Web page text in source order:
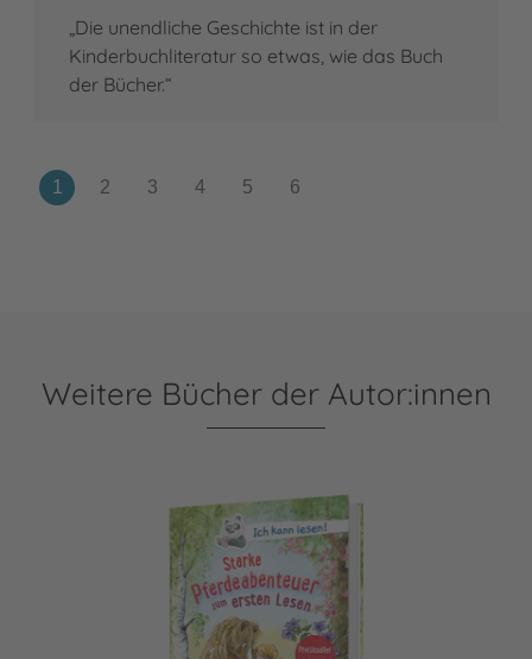
„Die unendliche Geschichte ist in der
Kinderbuchliteratur so etwas, wie das Buch
der Bücher.“
Weitere Bücher der Autor:innen